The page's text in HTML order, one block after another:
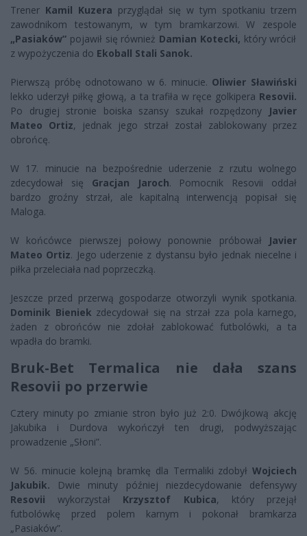
Trener Kamil Kuzera przyglądał się w tym spotkaniu trzem
zawodnikom testowanym, w tym bramkarzowi. W zespole
„Pasiaków” pojawił się również Damian Kotecki, który wrócił
z wypożyczenia do Ekoball Stali Sanok.
Pierwszą próbę odnotowano w 6. minucie. Oliwier Sławiński
lekko uderzył piłkę głową, a ta trafiła w ręce golkipera Resovii.
Po drugiej stronie boiska szansy szukał rozpędzony
Javier
Mateo Ortiz, jednak jego strzał został zablokowany przez
obrońcę.
W 17. minucie na bezpośrednie uderzenie z rzutu wolnego
zdecydował się Gracjan Jaroch. Pomocnik Resovii oddał
bardzo groźny strzał, ale kapitalną interwencją popisał się
Maloga.
W końcówce pierwszej połowy ponownie próbował
Javier
Mateo Ortiz. Jego uderzenie z dystansu było jednak niecelne i
piłka przeleciała nad poprzeczką.
Jeszcze przed przerwą gospodarze otworzyli wynik spotkania.
Dominik Bieniek zdecydował się na strzał zza pola karnego,
żaden z obrońców nie zdołał zablokować futbolówki, a ta
wpadła do bramki.
Bruk-Bet Termalica nie dała szans
Resovii po przerwie
Cztery minuty po zmianie stron było już 2:0. Dwójkową akcję
Jakubika i Durdova wykończył ten drugi, podwyższając
prowadzenie „Słoni”.
W 56. minucie kolejną bramkę dla Termaliki zdobył Wojciech
Jakubik. Dwie minuty później niezdecydowanie defensywy
Resoviiwykorzystał Krzysztof Kubica, który przejął
futbolówkę przed polem karnym i pokonał bramkarza
„Pasiaków”.